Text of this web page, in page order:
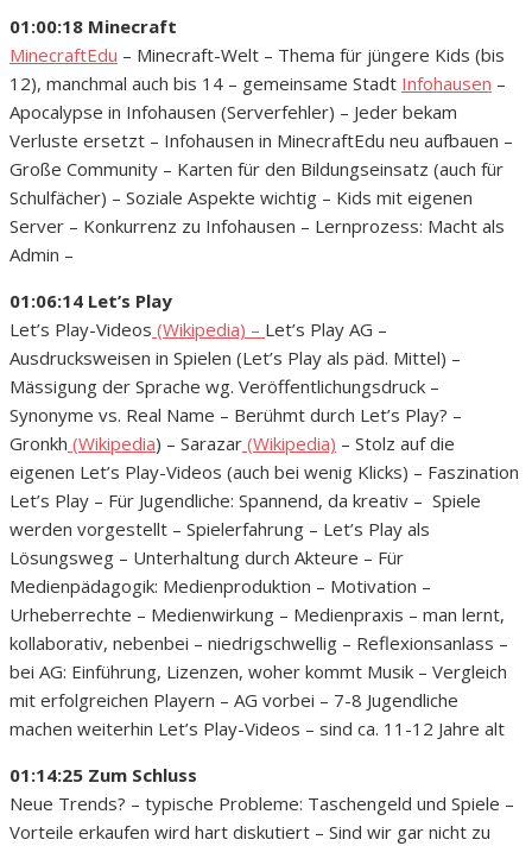
01:00:18 Minecraft
MinecraftEdu – Minecraft-Welt – Thema für jüngere Kids (bis
12), manchmal auch bis 14 – gemeinsame Stadt Infohausen –
Apocalypse in Infohausen (Serverfehler) – Jeder bekam
Verluste ersetzt – Infohausen in MinecraftEdu neu aufbauen –
Große Community – Karten für den Bildungseinsatz (auch für
Schulfächer) – Soziale Aspekte wichtig – Kids mit eigenen
Server – Konkurrenz zu Infohausen – Lernprozess: Macht als
Admin –
01:06:14 Let’s Play
Let’s Play-Videos (Wikipedia) – Let’s Play AG –
Ausdrucksweisen in Spielen (Let’s Play als päd. Mittel) –
Mässigung der Sprache wg. Veröffentlichungsdruck –
Synonyme vs. Real Name – Berühmt durch Let’s Play? –
Gronkh (Wikipedia) – Sarazar (Wikipedia) – Stolz auf die
eigenen Let’s Play-Videos (auch bei wenig Klicks) – Faszination
Let’s Play – Für Jugendliche: Spannend, da kreativ – Spiele
werden vorgestellt – Spielerfahrung – Let’s Play als
Lösungsweg – Unterhaltung durch Akteure – Für
Medienpädagogik: Medienproduktion – Motivation –
Urheberrechte – Medienwirkung – Medienpraxis – man lernt,
kollaborativ, nebenbei – niedrigschwellig – Reflexionsanlass –
bei AG: Einführung, Lizenzen, woher kommt Musik – Vergleich
mit erfolgreichen Playern – AG vorbei – 7-8 Jugendliche
machen weiterhin Let’s Play-Videos – sind ca. 11-12 Jahre alt
01:14:25 Zum Schluss
Neue Trends? – typische Probleme: Taschengeld und Spiele –
Vorteile erkaufen wird hart diskutiert – Sind wir gar nicht zu